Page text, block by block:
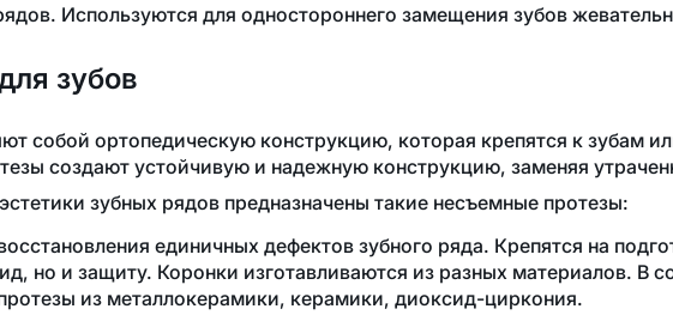
Используются для одностороннего замещения зубов
зубов
собой ортопедическую конструкцию, которая крепятся к зубам
создают устойчивую и надежную конструкцию, заменяя
зубных рядов предназначены такие несъемные протезы:
единичных дефектов зубного ряда. Крепятся на
но и защиту. Коронки изготавливаются из разных материалов. В
из металлокерамики, керамики, диоксид-циркония.